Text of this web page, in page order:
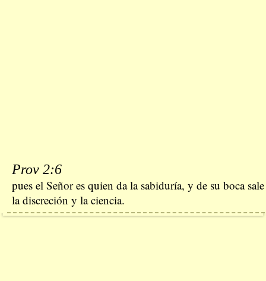
Prov 2:6
pues el Señor es quien da la sabiduría, y de su boca sale
la discreción y la ciencia.